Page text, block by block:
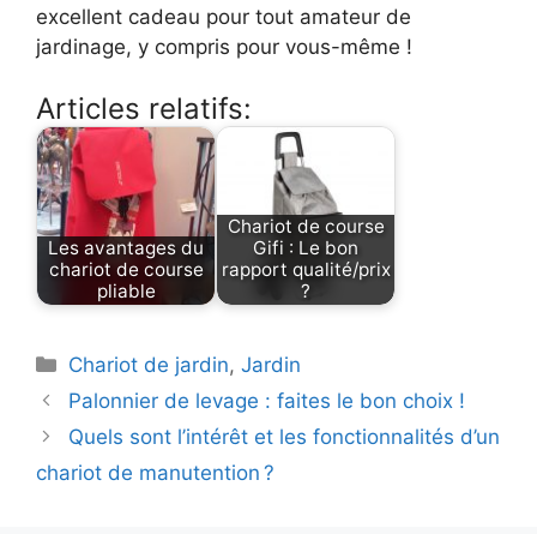
excellent cadeau pour tout amateur de
jardinage, y compris pour vous-même !
Articles relatifs:
Les avantages du
chariot de course
pliable
Chariot de course
Gifi : Le bon
rapport qualité/prix
?
Catégories
Chariot de jardin,Jardin
Palonnier de levage : faites le bon choix !
Quels sont l’intérêt et les fonctionnalités d’un
chariot de manutention ?